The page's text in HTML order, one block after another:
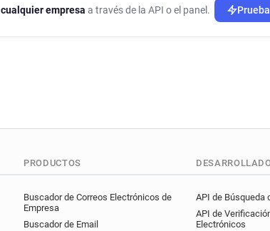
cualquier empresa a través de la API o el panel.
PRODUCTOS
Buscador de Correos Electrónicos de
Empresa
Buscador de Email
API de Búsqueda
API de
Electrónicos